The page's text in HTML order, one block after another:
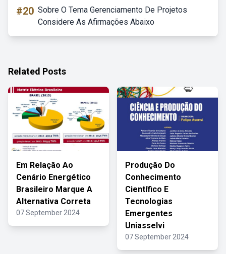
#20 Sobre O Tema Gerenciamento De Projetos
Considere As Afirmações Abaixo
Related Posts
Em Relação Ao
Cenário Energético
Brasileiro Marque A
Alternativa Correta
07 September 2024
Produção Do
Conhecimento
Científico E
Tecnologias
Emergentes
Uniasselvi
07 September 2024